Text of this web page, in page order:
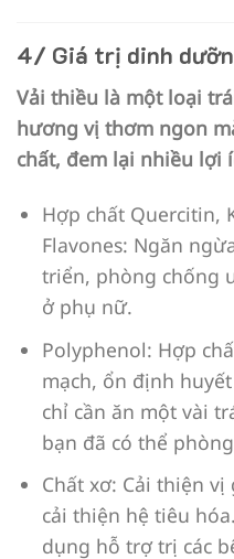
4/ Giá trị dinh
Vải thiều là một loại
hương vị thơm ngon
chất, đem lại nhiều lợi
Hợp chất Quercitin,
Flavones: Ngăn
triển, phòng chống
ở phụ nữ.
Polyphenol: Hợp
mạch, ổn định
chỉ cần ăn một vài
bạn đã có thể
Chất xơ: Cải thiện
cải thiện hệ tiêu
dụng hỗ trợ trị các